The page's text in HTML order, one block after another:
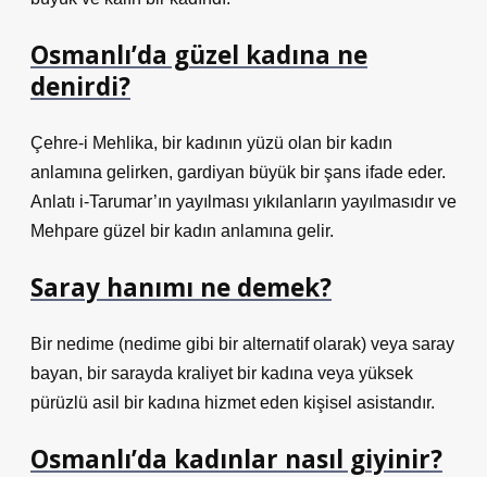
Osmanlı’da güzel kadına ne
denirdi?
Çehre-i Mehlika, bir kadının yüzü olan bir kadın
anlamına gelirken, gardiyan büyük bir şans ifade eder.
Anlatı i-Tarumar’ın yayılması yıkılanların yayılmasıdır ve
Mehpare güzel bir kadın anlamına gelir.
Saray hanımı ne demek?
Bir nedime (nedime gibi bir alternatif olarak) veya saray
bayan, bir sarayda kraliyet bir kadına veya yüksek
pürüzlü asil bir kadına hizmet eden kişisel asistandır.
Osmanlı’da kadınlar nasıl giyinir?